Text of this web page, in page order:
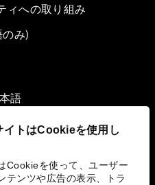
イトはCookieを使用し
Cookieを使って、ユーザー
テンツや広告の表示、トラ
ィへの取り組み
み)
語